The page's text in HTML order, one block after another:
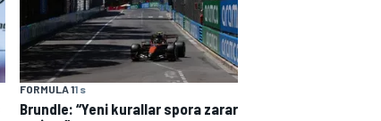
FORMULA 11 s
Brundle: “Yeni kurallar spora zarar